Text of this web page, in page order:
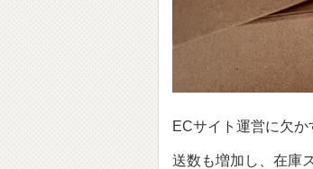
ECサイト運営に欠
送数も増加し、在庫